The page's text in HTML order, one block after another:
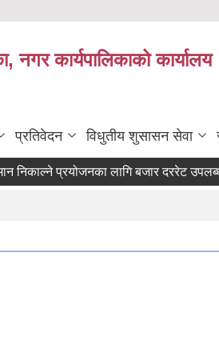
नगर कार्यपालिकाको कार्यालय
प्रतिवेदन विधुतीय शुसासन सेवा
प्रयोजनका लागि बजार दररेट उपलब्ध